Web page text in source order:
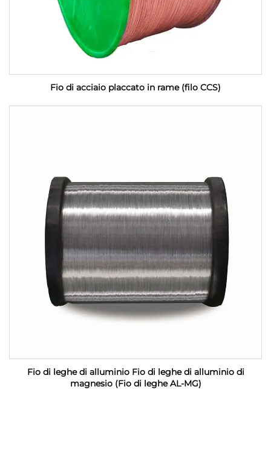
Fio di acciaio placcato in rame (filo CCS)
Fio di leghe di alluminio Fio di leghe di alluminio di
magnesio (Fio di leghe AL-MG)